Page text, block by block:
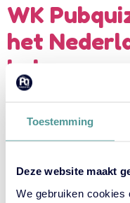
Toestemming
Deze website maakt
We gebruiken cookies
WK
het
beleven
Het WK voetbal is voor
gesprekken bij het
dan targets en deadlines.
zijn. Maar hoe benut je
professioneel blijft? Een